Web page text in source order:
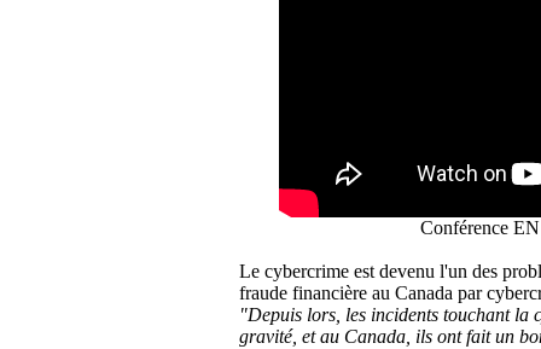
Conférence
Le cybercrime est devenu l'un des
fraude financière au Canada par
"Depuis lors, les incidents touchant la
gravité, et au Canada, ils ont fait un